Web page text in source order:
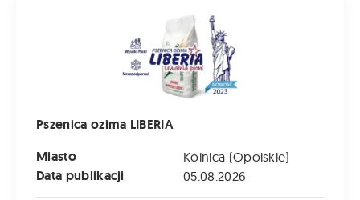
Pszenica ozima LIBERIA
Miasto
Kolnica (Opolskie)
Data publikacji 05.08.2026